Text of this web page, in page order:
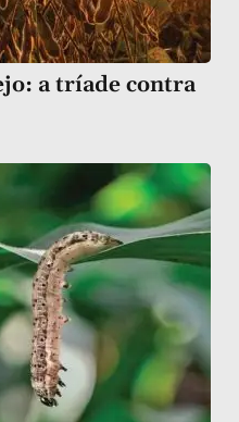
a tríade contra